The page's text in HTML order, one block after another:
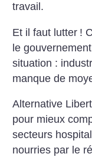
travail.
Et il faut lutter !
le
situation :
manque de
Alternative
pour mieux
secteurs
nourries par le